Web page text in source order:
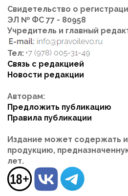
Свидетельство о
ЭЛ № ФС 77 - 80958
Учредитель и главный
Тел:
Связь с редакцией
Новости редакции
Авторам:
Предложить публикацию
Правила публикации
Издание может содержать
продукцию,
лет.